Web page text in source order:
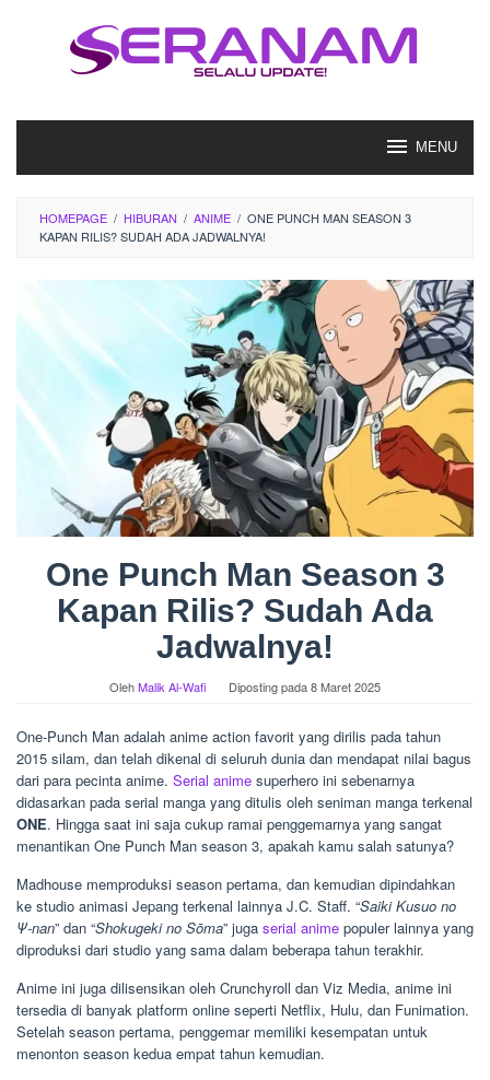
MENU
HOMEPAGE / HIBURAN / ANIME / ONE PUNCH MAN SEASON 3
KAPAN RILIS? SUDAH ADA JADWALNYA!
One Punch Man Season 3
Kapan Rilis? Sudah Ada
Jadwalnya!
OlehMalik Al-Wafi Diposting pada8 Maret 2025
One-Punch Man adalah anime action favorit yang dirilis pada tahun
2015 silam, dan telah dikenal di seluruh dunia dan mendapat nilai bagus
dari para pecinta anime. Serial anime superhero ini sebenarnya
didasarkan pada serial manga yang ditulis oleh seniman manga terkenal
ONE. Hingga saat ini saja cukup ramai penggemarnya yang sangat
menantikan One Punch Man season 3, apakah kamu salah satunya?
Madhouse memproduksi season pertama, dan kemudian dipindahkan
ke studio animasi Jepang terkenal lainnya J.C. Staff. “Saiki Kusuo no
Ψ-nan” dan “Shokugeki no Sōma” juga serial anime populer lainnya yang
diproduksi dari studio yang sama dalam beberapa tahun terakhir.
Anime ini juga dilisensikan oleh Crunchyroll dan Viz Media, anime ini
tersedia di banyak platform online seperti Netflix, Hulu, dan Funimation.
Setelah season pertama, penggemar memiliki kesempatan untuk
menonton season kedua empat tahun kemudian.